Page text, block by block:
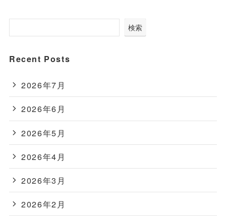
検索
Recent Posts
2026年7月
2026年6月
2026年5月
2026年4月
2026年3月
2026年2月